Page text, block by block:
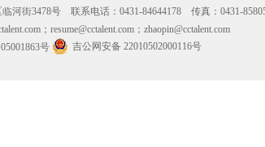
河街3478号 联系电话：0431-84644178 传真：0431-
；resume@cctalent.com；zhaopin@cctalent.com
号
吉公网安备 22010502000116号